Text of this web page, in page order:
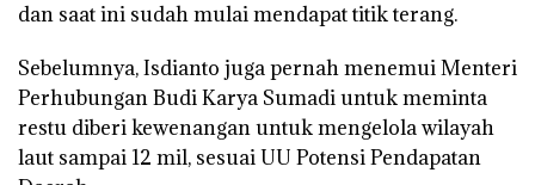
dan saat ini sudah mulai mendapat titik terang.
Sebelumnya, Isdianto juga pernah menemui Menteri
Perhubungan Budi Karya Sumadi untuk meminta
restu diberi kewenangan untuk mengelola wilayah
laut sampai 12 mil, sesuai UU Potensi Pendapatan